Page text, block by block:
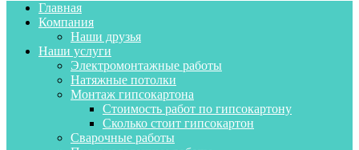
Главная
Компания
Наши друзья
Наши услуги
Электромонтажные работы
Натяжные потолки
Монтаж гипсокартона
Стоимость работ по гипсокартону
Сколько стоит гипсокартон
Сварочные работы